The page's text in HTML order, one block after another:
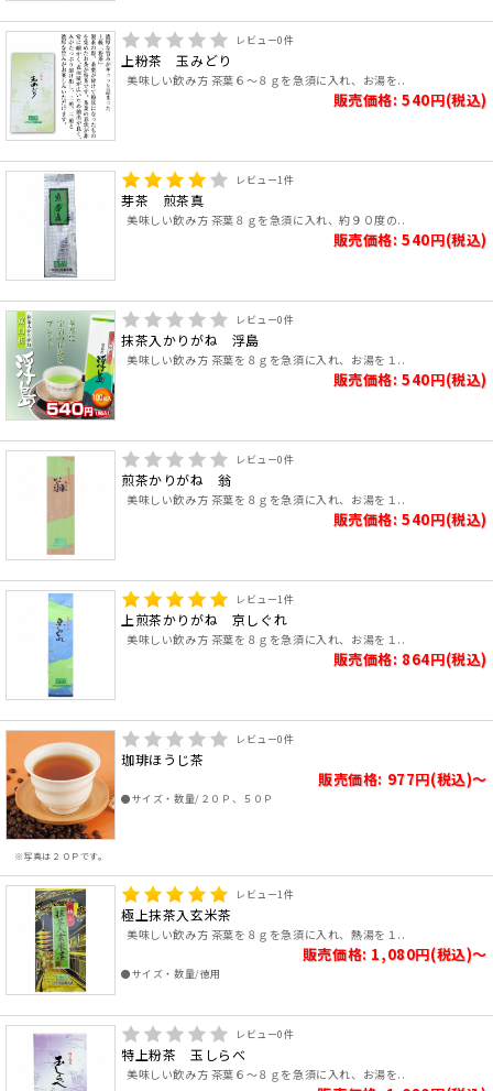
レビュー0件
上粉茶 玉みどり
美味しい飲み方 茶葉６～８ｇを急須に入れ、お湯を..
販売価格: 540円(税込)
レビュー1件
芽茶 煎茶真
美味しい飲み方 茶葉８ｇを急須に入れ、約９０度の..
販売価格: 540円(税込)
レビュー0件
抹茶入かりがね 浮島
美味しい飲み方 茶葉を８ｇを急須に入れ、お湯を１..
販売価格: 540円(税込)
レビュー0件
煎茶かりがね 翁
美味しい飲み方 茶葉を８ｇを急須に入れ、お湯を１..
販売価格: 540円(税込)
レビュー1件
上煎茶かりがね 京しぐれ
美味しい飲み方 茶葉を８ｇを急須に入れ、お湯を１..
販売価格: 864円(税込)
※写真は２０Ｐです。
レビュー0件
珈琲ほうじ茶
販売価格: 977円(税込)～
●サイズ・数量/２０Ｐ、５０Ｐ
レビュー1件
極上抹茶入玄米茶
美味しい飲み方 茶葉を８ｇを急須に入れ、熱湯を１..
販売価格: 1,080円(税込)～
●サイズ・数量/徳用
レビュー0件
特上粉茶 玉しらべ
美味しい飲み方 茶葉６～８ｇを急須に入れ、お湯を..